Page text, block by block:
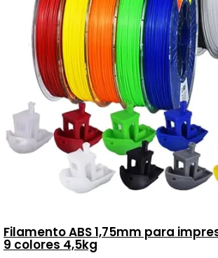
Filamento ABS 1,75mm para
9 colores 4,5kg